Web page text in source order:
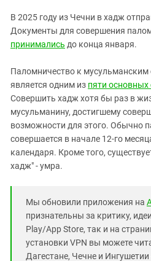
В 2025 году из Чечни в хадж
Документы для совершения
принимались до конца января.
Паломничество к
является одним из пяти основных
Совершить хадж хотя бы раз в
мусульманину, достигшему
возможности для этого. Обычно
совершается в начале 12-го
календаря. Кроме того,
хадж" - умра.
Мы обновили приложения на
признательны за критику,
Play/App Store, так и на
установки VPN вы можете
Дагестане, Чечне и